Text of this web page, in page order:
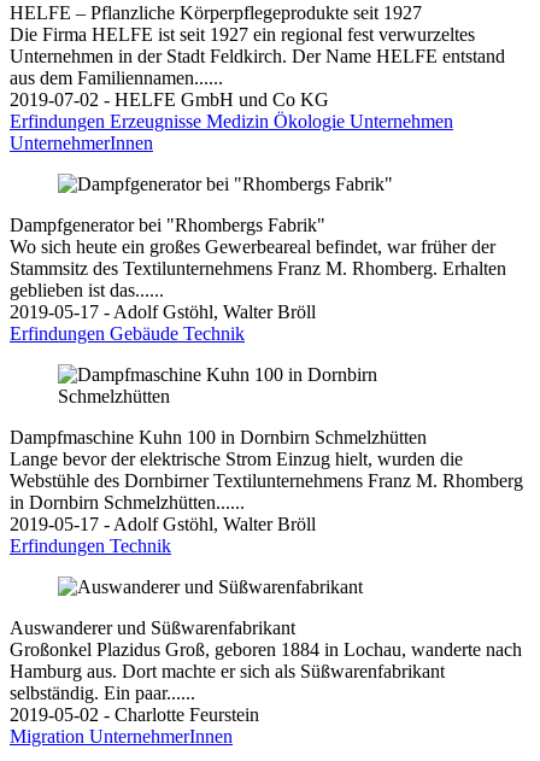
HELFE – Pflanzliche Körperpflegeprodukte seit 1927
Die Firma HELFE ist seit 1927 ein regional fest verwurzeltes
Unternehmen in der Stadt Feldkirch. Der Name HELFE entstand
aus dem Familiennamen......
2019-07-02 - HELFE GmbH und Co KG
Erfindungen Erzeugnisse Medizin Ökologie Unternehmen
UnternehmerInnen
Dampfgenerator bei "Rhombergs Fabrik"
Wo sich heute ein großes Gewerbeareal befindet, war früher der
Stammsitz des Textilunternehmens Franz M. Rhomberg. Erhalten
geblieben ist das......
2019-05-17 - Adolf Gstöhl, Walter Bröll
Erfindungen Gebäude Technik
Dampfmaschine Kuhn 100 in Dornbirn Schmelzhütten
Lange bevor der elektrische Strom Einzug hielt, wurden die
Webstühle des Dornbirner Textilunternehmens Franz M. Rhomberg
in Dornbirn Schmelzhütten......
2019-05-17 - Adolf Gstöhl, Walter Bröll
Erfindungen Technik
Auswanderer und Süßwarenfabrikant
Großonkel Plazidus Groß, geboren 1884 in Lochau, wanderte nach
Hamburg aus. Dort machte er sich als Süßwarenfabrikant
selbständig. Ein paar......
2019-05-02 - Charlotte Feurstein
Migration UnternehmerInnen